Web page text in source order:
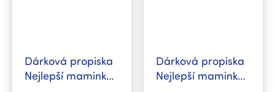
Dárková propiska
Nejlepší maminka
Dárková propiska
Nejlepší maminka